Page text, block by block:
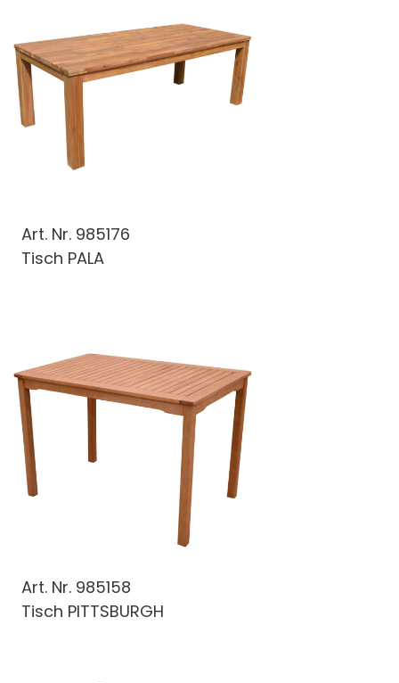
Art. Nr. 985176
Tisch PALA
Art. Nr. 985158
Tisch PITTSBURGH